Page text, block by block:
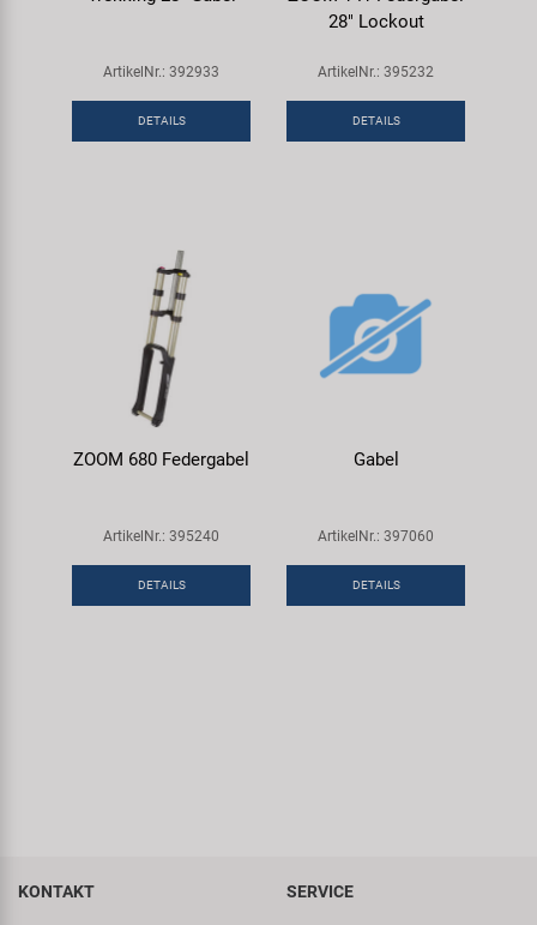
ArtikelNr.: 392933
DETAILS
28" Lockout
ArtikelNr.: 395232
DETAILS
ZOOM 680 Federgabel
ArtikelNr.: 395240
DETAILS
Gabel
ArtikelNr.: 397060
DETAILS
KONTAKT SERVICE